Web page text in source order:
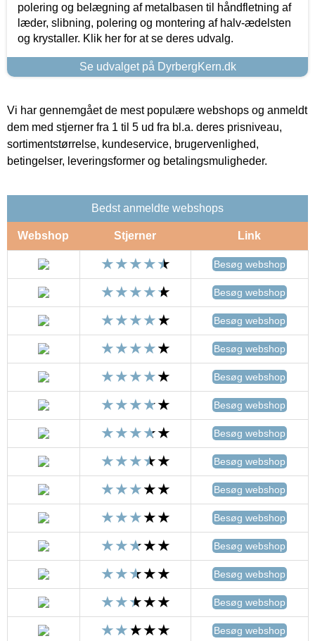
polering og belægning af metalbasen til håndfletning af
læder, slibning, polering og montering af halv-ædelsten
og krystaller. Klik her for at se deres udvalg.
Se udvalget på DyrbergKern.dk
Vi har gennemgået de mest populære webshops og anmeldt
dem med stjerner fra 1 til 5 ud fra bl.a. deres prisniveau,
sortimentstørrelse, kundeservice, brugervenlighed,
betingelser, leveringsformer og betalingsmuligheder.
Bedst anmeldte webshops
Webshop Stjerner Link
Besøg webshop
Besøg webshop
Besøg webshop
Besøg webshop
Besøg webshop
Besøg webshop
Besøg webshop
Besøg webshop
Besøg webshop
Besøg webshop
Besøg webshop
Besøg webshop
Besøg webshop
Besøg webshop